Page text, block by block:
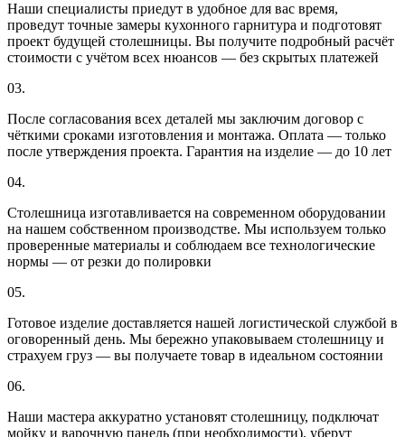
Наши специалисты приедут в удобное для вас время,
проведут точные замеры кухонного гарнитура и подготовят
проект будущей столешницы. Вы получите подробный расчёт
стоимости с учётом всех нюансов — без скрытых платежей
03.
После согласования всех деталей мы заключим договор с
чёткими сроками изготовления и монтажа. Оплата — только
после утверждения проекта. Гарантия на изделие — до 10 лет
04.
Столешница изготавливается на современном оборудовании
на нашем собственном производстве. Мы используем только
проверенные материалы и соблюдаем все технологические
нормы — от резки до полировки
05.
Готовое изделие доставляется нашей логистической службой в
оговоренный день. Мы бережно упаковываем столешницу и
страхуем груз — вы получаете товар в идеальном состоянии
06.
Наши мастера аккуратно установят столешницу, подключат
мойку и варочную панель (при необходимости), уберут